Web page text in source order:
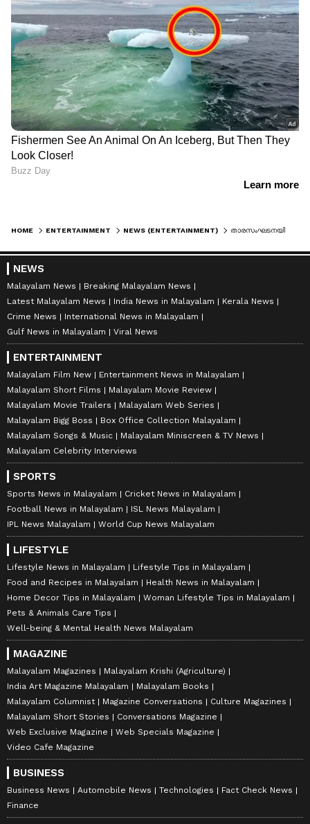
HOME ENTERTAINMENT NEWS (ENTERTAINMENT)
NEWS
Malayalam News
Breaking Malayalam News
Latest Malayalam News
India News in Malayalam
Kerala News
Crime News
International News in Malayalam
Gulf News in Malayalam
Viral News
ENTERTAINMENT
Malayalam Film New
Entertainment News in Malayalam
Malayalam Short Films
Malayalam Movie Review
Malayalam Movie Trailers
Malayalam Web Series
Malayalam Bigg Boss
Box Office Collection Malayalam
Malayalam Songs & Music
Malayalam Miniscreen & TV News
Malayalam Celebrity Interviews
SPORTS
Sports News in Malayalam
Cricket News in Malayalam
Football News in Malayalam
ISL News Malayalam
IPL News Malayalam
World Cup News Malayalam
LIFESTYLE
Lifestyle News in Malayalam
Lifestyle Tips in Malayalam
Food and Recipes in Malayalam
Health News in Malayalam
Home Decor Tips in Malayalam
Woman Lifestyle Tips in Malayalam
Pets & Animals Care Tips
Well-being & Mental Health News Malayalam
MAGAZINE
Malayalam Magazines
Malayalam Krishi (Agriculture)
India Art Magazine Malayalam
Malayalam Books
Malayalam Columnist
Magazine Conversations
Culture Magazines
Malayalam Short Stories
Conversations Magazine
Web Exclusive Magazine
Web Specials Magazine
Video Cafe Magazine
BUSINESS
Business News Automobile News Technologies
Fact Check News
Finance